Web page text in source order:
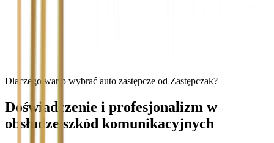
Dlaczego warto wybrać auto zastępcze od Zastępczak?
Doświadczenie i profesjonalizm w
obsłudze szkód komunikacyjnych